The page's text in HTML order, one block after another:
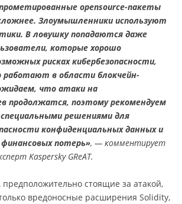
opensource-пакеты
Злоумышленники используют
В ловушку попадаются даже
которые хорошо
рисках кибербезопасности,
работают в области блокчейн-
что атаки на
продолжатся, поэтому рекомендуем
решениями для
конфиденциальных данных и
потерь», — комментирует
Kaspersky GReAT.
стоящие за атакой,
вредоносные расширения Solidity,